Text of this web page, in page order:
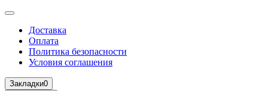
Доставка
Оплата
Политика безопасности
Условия соглашения
Закладки0